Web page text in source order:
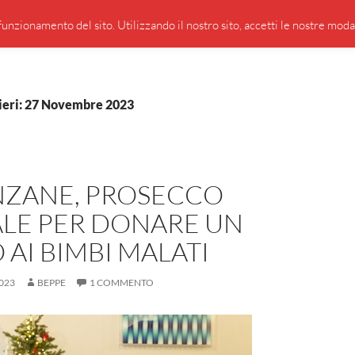
PRESENTAZIONE DI GIUSEPPE BORSOI
27 Novembre 2023
PROSECCO
PER DONARE UN
AI BIMBI MALATI
BEPPE 1 COMMENTO
del sito. Utilizzando il nostro sito, accetti le nostre